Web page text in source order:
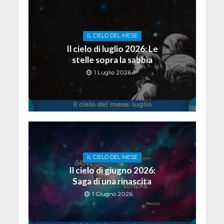
IL CIELO DEL MESE
Il cielo di luglio 2026: Le
stelle sopra la sabbia
1 Luglio 2026
IL CIELO DEL MESE
Il cielo di giugno 2026:
Saga di una rinascita
1 Giugno 2026